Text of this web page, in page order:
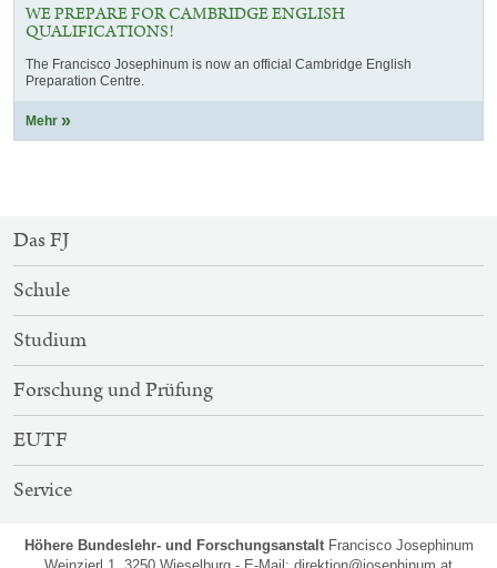
WE PREPARE FOR CAMBRIDGE ENGLISH
QUALIFICATIONS!
The Francisco Josephinum is now an official Cambridge English
Preparation Centre.
Mehr
SITEMAP-
NAVIGATION
Das FJ
Schule
Studium
Forschung und Prüfung
EUTF
Service
Höhere Bundeslehr- und ForschungsanstaltFrancisco Josephinum